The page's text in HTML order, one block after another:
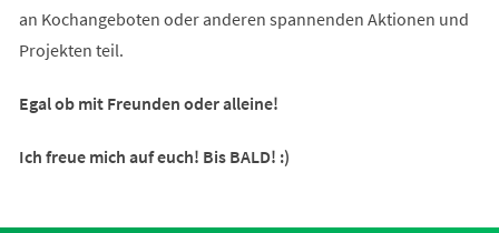
an Kochangeboten oder anderen spannenden Aktionen und
Projekten teil.
Egal ob mit Freunden oder alleine!
Ich freue mich auf euch! Bis BALD! :)